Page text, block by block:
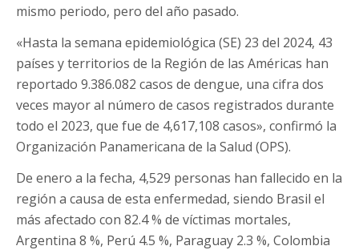
mismo periodo, pero del año pasado.
«Hasta la semana epidemiológica (SE) 23 del 2024, 43
países y territorios de la Región de las Américas han
reportado 9.386.082 casos de dengue, una cifra dos
veces mayor al número de casos registrados durante
todo el 2023, que fue de 4,617,108 casos», confirmó la
Organización Panamericana de la Salud (OPS).
De enero a la fecha, 4,529 personas han fallecido en la
región a causa de esta enfermedad, siendo Brasil el
más afectado con 82.4 % de víctimas mortales,
Argentina 8 %, Perú 4.5 %, Paraguay 2.3 %, Colombia